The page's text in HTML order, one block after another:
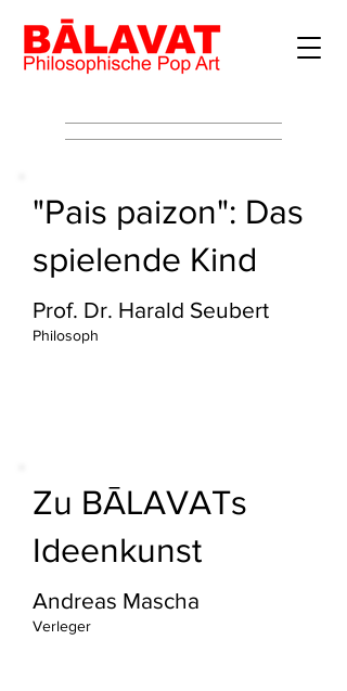
"Pais paizon": Das
spielende Kind
Prof. Dr. Harald Seubert
Philosoph
Zu BĀLAVATs
Ideenkunst
Andreas Mascha
Verleger